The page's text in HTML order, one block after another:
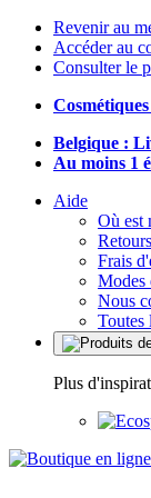
Revenir au
Accéder au
Consulter le
Belgique :
Au moins 1
Aide
Où est
Retours
Frais
Modes
Nous
Toutes
Plus